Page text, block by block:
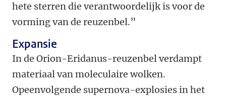
hete sterren die verantwoordelijk is voor de
vorming van de reuzenbel.”
Expansie
In de Orion-Eridanus-reuzenbel verdampt
materiaal van moleculaire wolken.
Opeenvolgende supernova-explosies in het